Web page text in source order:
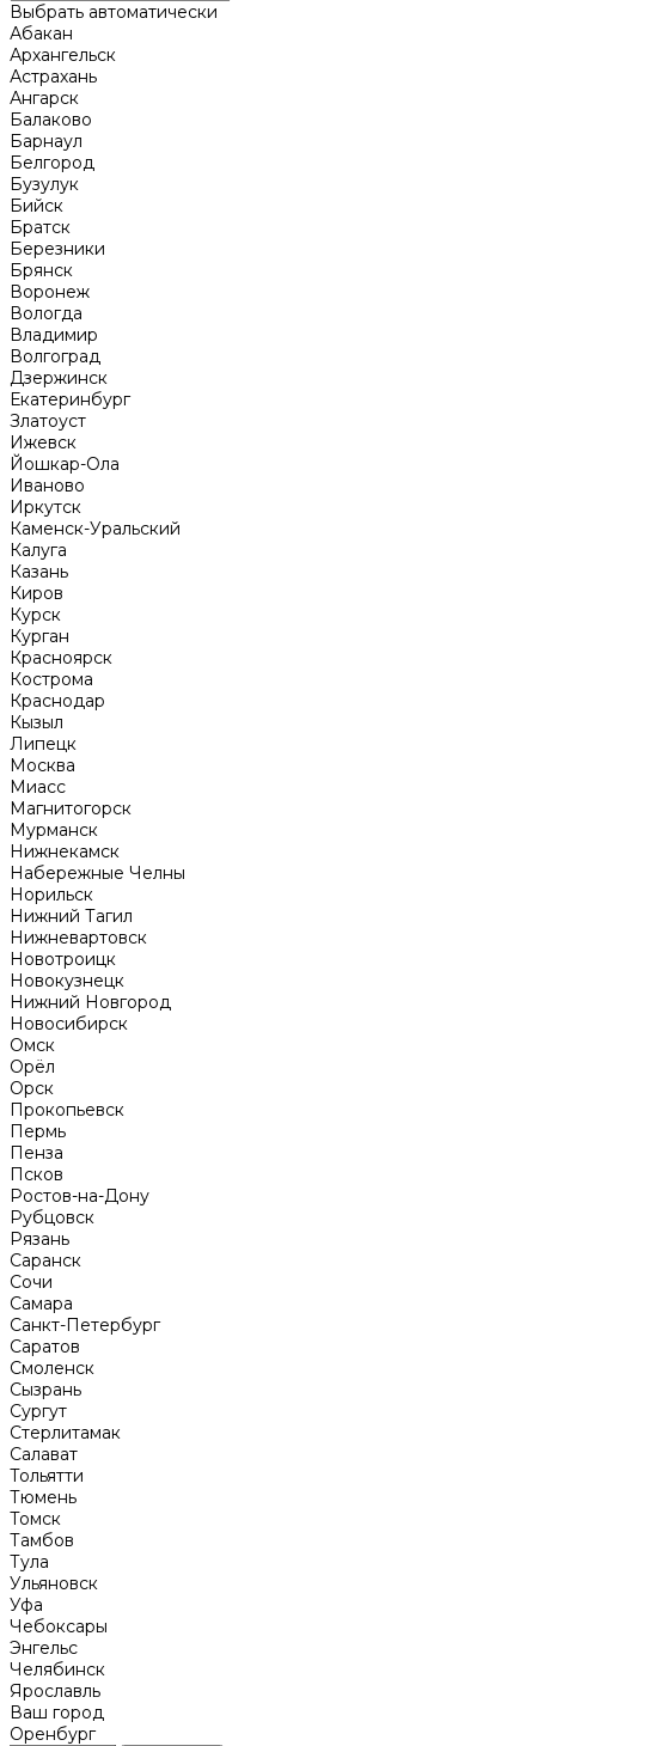
Выбрать автоматически
Абакан
Архангельск
Астрахань
Ангарск
Балаково
Барнаул
Белгород
Бузулук
Бийск
Братск
Березники
Брянск
Воронеж
Вологда
Владимир
Волгоград
Дзержинск
Екатеринбург
Златоуст
Ижевск
Йошкар-Ола
Иваново
Иркутск
Каменск-Уральский
Калуга
Казань
Киров
Курск
Курган
Красноярск
Кострома
Краснодар
Кызыл
Липецк
Москва
Миасс
Магнитогорск
Мурманск
Нижнекамск
Набережные Челны
Норильск
Нижний Тагил
Нижневартовск
Новотроицк
Новокузнецк
Нижний Новгород
Новосибирск
Омск
Орёл
Орск
Прокопьевск
Пермь
Пенза
Псков
Ростов-на-Дону
Рубцовск
Рязань
Саранск
Сочи
Самара
Санкт-Петербург
Саратов
Смоленск
Сызрань
Сургут
Стерлитамак
Салават
Тольятти
Тюмень
Томск
Тамбов
Тула
Ульяновск
Уфа
Чебоксары
Энгельс
Челябинск
Ярославль
Ваш город
Оренбург